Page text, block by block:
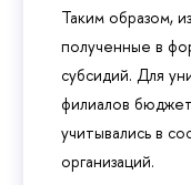
Таким образом,
полученные в
субсидий. Для
филиалов
учитывались в
организаций.